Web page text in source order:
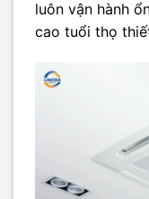
luôn vận hành
cao tuổi thọ